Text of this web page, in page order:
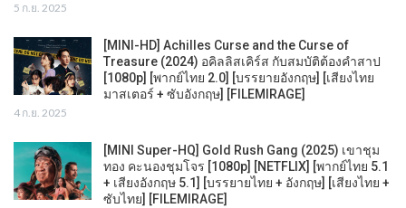
5 ก.ย. 2025
[MINI-HD] Achilles Curse and the Curse of
Treasure (2024) อคิลลิสเคิร์ส กับสมบัติต้องคำสาป
[1080p] [พากย์ไทย 2.0] [บรรยายอังกฤษ] [เสียงไทย
มาสเตอร์ + ซับอังกฤษ] [FILEMIRAGE]
4 ก.ย. 2025
[MINI Super-HQ] Gold Rush Gang (2025) เขาชุม
ทอง คะนองชุมโจร [1080p] [NETFLIX] [พากย์ไทย 5.1
+ เสียงอังกฤษ 5.1] [บรรยายไทย + อังกฤษ] [เสียงไทย +
ซับไทย] [FILEMIRAGE]